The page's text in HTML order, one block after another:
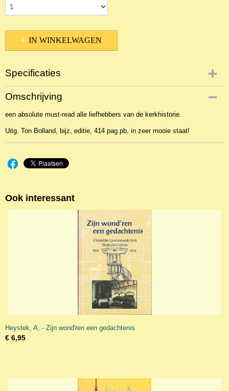
IN WINKELWAGEN
Specificaties
Productcode
2BKT-20995
EAN code
Productcode leverancier
Omschrijving
een absolute must-read alle liefhebbers van de kerkhistorie.
Uitg. Ton Bolland, bijz, editie, 414 pag pb, in zeer mooie staat!
Ook interessant
Heystek, A, - Zijn wond'ren een gedachtenis
€ 6,95